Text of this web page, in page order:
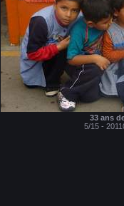
33 ans
5/15 -